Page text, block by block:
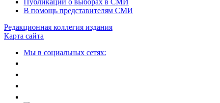
В помощь представителям СМИ
Редакционная коллегия издания
Карта сайта
Мы в социальных сетях: